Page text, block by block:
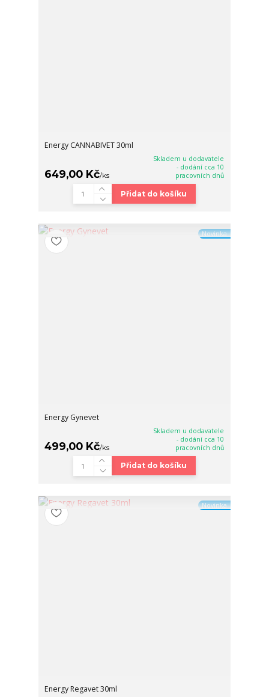
Energy CANNABIVET 30ml
649,00 Kč/ks
Skladem u dodavatele
- dodání cca 10
pracovních dnů
Přidat do košíku
Novinka
Energy Gynevet
499,00 Kč/ks
Skladem u dodavatele
- dodání cca 10
pracovních dnů
Přidat do košíku
Novinka
Energy Regavet 30ml